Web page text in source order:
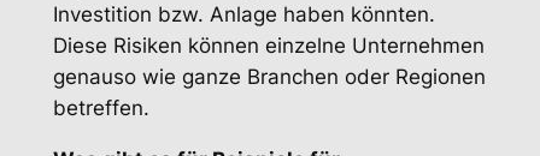
Investition bzw. Anlage haben könnten.
Diese Risiken können einzelne Unternehmen
genauso wie ganze Branchen oder Regionen
betreffen.